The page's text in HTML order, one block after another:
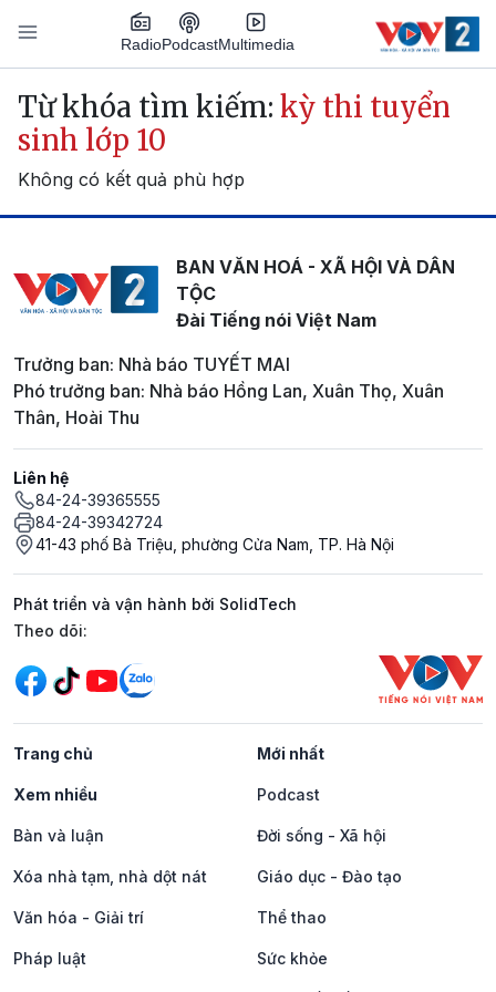
Nhảy đến nội dung
RadioPodcastMultimedia
Main navigation
Từ khóa tìm kiếm: kỳ thi tuyển
sinh lớp 10
Không có kết quả phù hợp
BAN VĂN HOÁ - XÃ HỘI VÀ DÂN
TỘC
Đài Tiếng nói Việt Nam
Trưởng ban: Nhà báo TUYẾT MAI
Phó trưởng ban: Nhà báo Hồng Lan, Xuân Thọ, Xuân
Thân, Hoài Thu
Liên hệ
84-24-39365555
84-24-39342724
41-43 phố Bà Triệu, phường Cửa Nam, TP. Hà Nội
Phát triển và vận hành bởi SolidTech
Mạng xã hội
Theo dõi:
Trang chủ Mới nhất
Xem nhiều Podcast
Bàn và luận Đời sống - Xã hội
Xóa nhà tạm, nhà dột nát Giáo dục - Đào tạo
Văn hóa - Giải trí Thể thao
Pháp luật Sức khỏe